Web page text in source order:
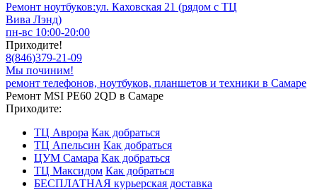
Ремонт ноутбуков:ул. Каховская 21 (рядом с ТЦ
Вива Лэнд)
пн-вс 10:00-20:00
Приходите!
8(846)379-21-09
Мы починим!
ремонт телефонов, ноутбуков, планшетов и техники в Самаре
Ремонт MSI PE60 2QD в Самаре
Приходите:
ТЦ Аврора Как добраться
ТЦ Апельсин Как добраться
ЦУМ Самара Как добраться
ТЦ Максидом Как добраться
БЕСПЛАТНАЯ курьерская доставка